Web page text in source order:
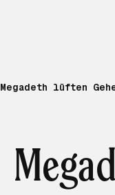
Megadeth lüften